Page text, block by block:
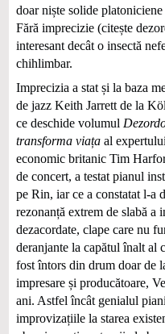
doar niște solide
Fără imprecizie (citește
interesant decât o insectă
chihlimbar.
Imprecizia a stat și la baza
de jazz Keith Jarrett de la
ce deschide volumul
transforma viațaal
economic britanic Tim
de concert, a testat pianul
pe Rin, iar ce a constatat l-a
rezonanță extrem de slabă a
dezacordate, clape care nu
deranjante la capătul înalt al
fost întors din drum doar de
impresare și producătoare,
ani. Astfel încât genialul
improvizațiile la starea